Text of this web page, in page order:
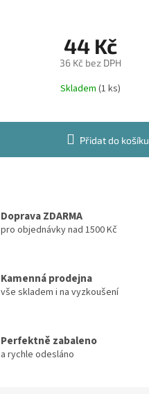
44 Kč
36 Kč bez DPH
Měrná
cena:
Skladem (1 ks)
Přidat do košíku
Doprava ZDARMA
pro objednávky nad 1500 Kč
Kamenná prodejna
vše skladem i na vyzkoušení
Perfektně zabaleno
a rychle odesláno